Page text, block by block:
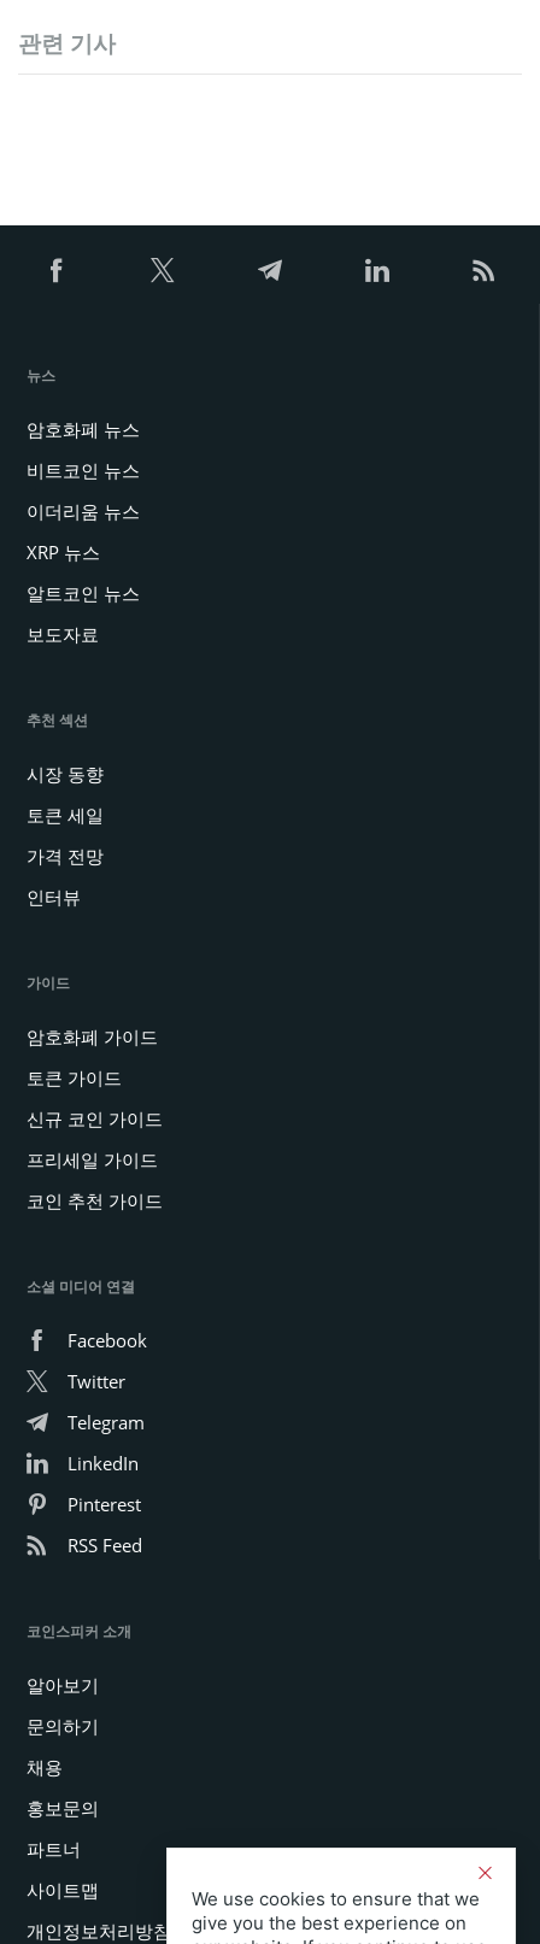
관련 기사
뉴스
암호화폐 뉴스
비트코인 뉴스
이더리움 뉴스
XRP 뉴스
알트코인 뉴스
보도자료
추천 섹션
시장 동향
토큰 세일
가격 전망
인터뷰
가이드
암호화폐 가이드
토큰 가이드
신규 코인 가이드
프리세일 가이드
코인 추천 가이드
소셜 미디어 연결
Facebook
Twitter
Telegram
LinkedIn
Pinterest
RSS Feed
코인스피커 소개
알아보기
문의하기
채용
홍보문의
파트너
사이트맵
개인정보처리방침
We use cookies to ensure that we
give you the best experience on